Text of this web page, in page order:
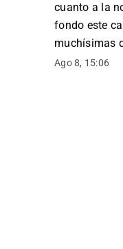
cuanto a la
fondo este
muchísimas
Ago 8, 15:06